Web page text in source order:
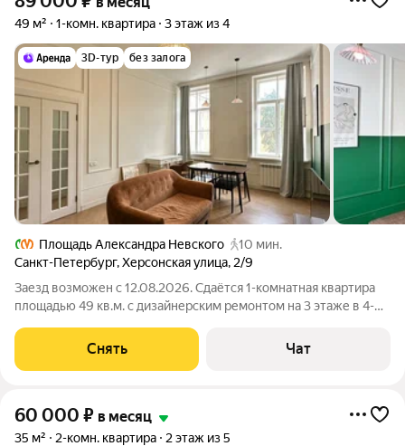
49 м² 1-комн. квартира 3 этаж из 4
3D-тур без залога
Площадь Александра Невского
10 мин.
Санкт-Петербург,Херсонская улица, 2/9
Заезд возможен с 12.08.2026. Сдаётся 1-комнатная квартира
площадью 49 кв.м. с дизайнерским ремонтом на 3 этаже в 4-
Снять Чат
60 000 ₽ в месяц
35 м² 2-комн. квартира 2 этаж из 5